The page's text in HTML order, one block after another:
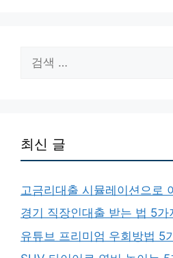
색:
최신 글
고금리대출 시뮬레이션으로
경기 직장인대출 받는 법 5
유튜브 프리미엄 우회방법 5